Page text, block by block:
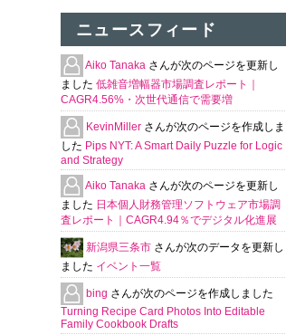
ニュースフィード
Aiko Tanaka さんが次のページを更新し
ました 低雑音増幅器市場調査レポート｜
CAGR4.56%・次世代通信で需要増
KevinMiller さんが次のページを作成しま
した Pips NYT: A Smart Daily Puzzle for Logic
and Strategy
Aiko Tanaka さんが次のページを更新し
ました 日本個人財務管理ソフトウェア市場調
査レポート｜CAGR4.94％でデジタル化進展
新潟県三条市 さんが次のデータを更新し
ました イベント一覧
bing さんが次のページを作成しました
Turning Recipe Card Photos Into Editable
Family Cookbook Drafts